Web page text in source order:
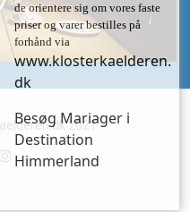
2021
de orientere sig om vores faste
priser og varer bestilles på
forhånd via
www.klosterkaelderen.
dk
Besøg Mariager i
Destination
Himmerland